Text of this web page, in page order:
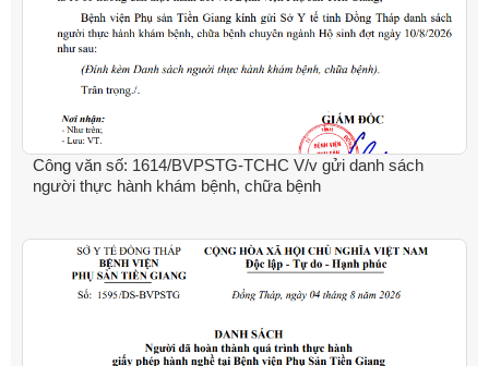
Công văn số: 1614/BVPSTG-TCHC V/v gửi danh sách
người thực hành khám bệnh, chữa bệnh